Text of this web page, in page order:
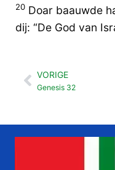
20 Doar baauwde
dij: “De God van
Vorige
VORIGE
Genesis 32